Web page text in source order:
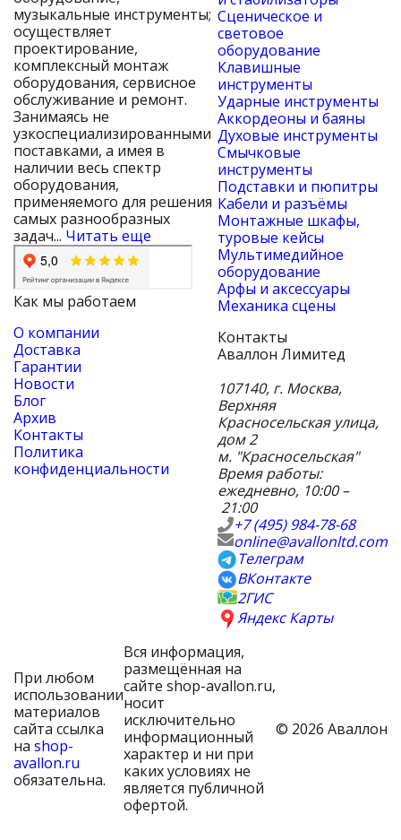
музыкальные инструменты;
осуществляет
проектирование,
комплексный монтаж
оборудования, сервисное
обслуживание и ремонт.
Занимаясь не
узкоспециализированными
поставками, а имея в
наличии весь спектр
оборудования,
применяемого для решения
самых разнообразных
задач... Читать еще
Как мы работаем
О компании
Доставка
Гарантии
Новости
Блог
Архив
Контакты
Политика
конфиденциальности
Сценическое и
световое
оборудование
Клавишные
инструменты
Ударные инструменты
Аккордеоны и баяны
Духовые инструменты
Смычковые
инструменты
Подставки и пюпитры
Кабели и разъёмы
Монтажные шкафы,
туровые кейсы
Мультимедийное
оборудование
Арфы и аксессуары
Механика сцены
Контакты
Аваллон Лимитед
107140, г. Москва,
Верхняя
Красносельская улица,
дом 2
м. "Красносельская"
Время работы:
ежедневно, 10:00 –
21:00
+7 (495) 984-78-68
online@avallonltd.com
Телеграм
ВКонтакте
2ГИС
Яндекс Карты
При любом
использовании
материалов
сайта ссылка
на shop-
avallon.ru
обязательна.
Вся информация,
размещённая на
сайте shop-avallon.ru,
носит
исключительно
информационный
характер и ни при
каких условиях не
является публичной
офертой.
© 2026 Аваллон